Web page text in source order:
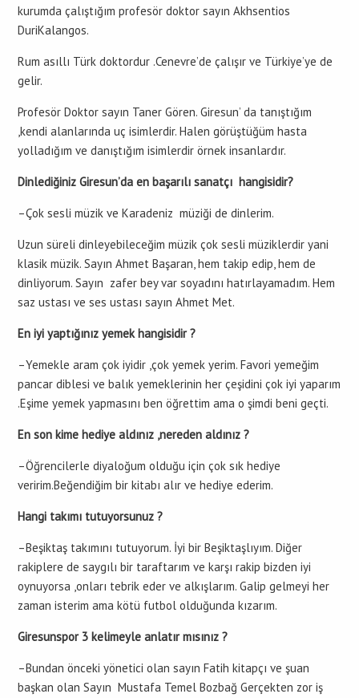
kurumda çalıştığım profesör doktor sayın Akhsentios
DuriKalangos.
Rum asıllı Türk doktordur .Cenevre’de çalışır ve Türkiye’ye de
gelir.
Profesör Doktor sayın Taner Gören. Giresun’ da tanıştığım
,kendi alanlarında uç isimlerdir. Halen görüştüğüm hasta
yolladığım ve danıştığım isimlerdir örnek insanlardır.
Dinlediğiniz Giresun’da en başarılı sanatçı hangisidir?
–Çok sesli müzik ve Karadeniz müziği de dinlerim.
Uzun süreli dinleyebileceğim müzik çok sesli müziklerdir yani
klasik müzik. Sayın Ahmet Başaran, hem takip edip, hem de
dinliyorum. Sayın zafer bey var soyadını hatırlayamadım. Hem
saz ustası ve ses ustası sayın Ahmet Met.
En iyi yaptığınız yemek hangisidir ?
–Yemekle aram çok iyidir ,çok yemek yerim. Favori yemeğim
pancar diblesi ve balık yemeklerinin her çeşidini çok iyi yaparım
.Eşime yemek yapmasını ben öğrettim ama o şimdi beni geçti.
En son kime hediye aldınız ,nereden aldınız ?
–Öğrencilerle diyaloğum olduğu için çok sık hediye
veririm.Beğendiğim bir kitabı alır ve hediye ederim.
Hangi takımı tutuyorsunuz ?
–Beşiktaş takımını tutuyorum. İyi bir Beşiktaşlıyım. Diğer
rakiplere de saygılı bir taraftarım ve karşı rakip bizden iyi
oynuyorsa ,onları tebrik eder ve alkışlarım. Galip gelmeyi her
zaman isterim ama kötü futbol olduğunda kızarım.
Giresunspor 3 kelimeyle anlatır mısınız ?
–Bundan önceki yönetici olan sayın Fatih kitapçı ve şuan
başkan olan Sayın Mustafa Temel Bozbağ Gerçekten zor iş